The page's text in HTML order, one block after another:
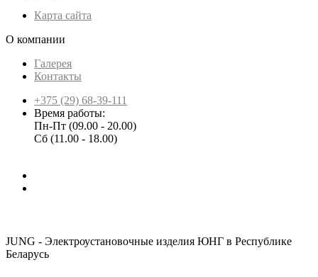
Карта сайта
О компании
Галерея
Контакты
+375 (29) 68-39-111
Время работы:
Пн-Пт (09.00 - 20.00)
Сб (11.00 - 18.00)
JUNG - Электроустановочные изделия ЮНГ в Республике
Беларусь